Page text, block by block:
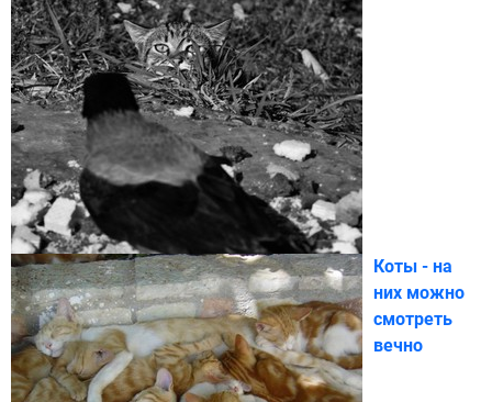
Коты - на
них можно
смотреть
вечно